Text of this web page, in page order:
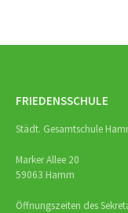
FRIEDENSSCHULE
Städt. Gesamtschule
Marker Allee 20
59063 Hamm
Öffnungszeiten des